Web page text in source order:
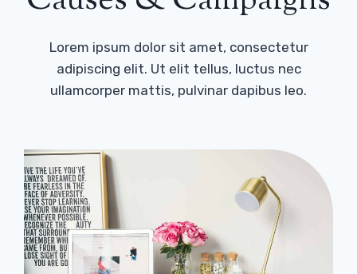
Lorem ipsum dolor sit amet, consectetur
adipiscing elit. Ut elit tellus, luctus nec
ullamcorper mattis, pulvinar dapibus leo.